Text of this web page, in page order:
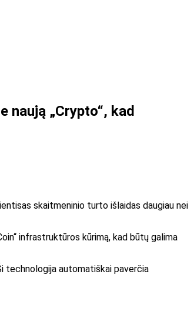
naują „Crypto“, kad
skaitmeninio turto išlaidas daugiau nei
infrastruktūros kūrimą, kad būtų galima
technologija automatiškai paverčia